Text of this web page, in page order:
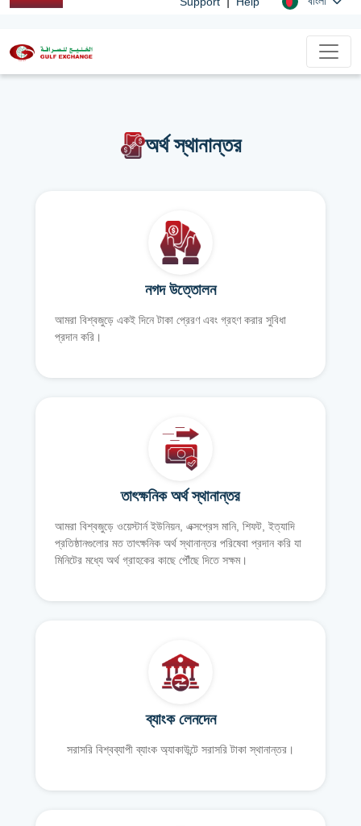
অর্থ স্থানান্তর
নগদ উত্তোলন
আমরা বিশ্বজুড়ে একই দিনে টাকা প্রেরণ এবং গ্রহণ করার সুবিধা
প্রদান করি।
তাৎক্ষনিক অর্থ স্থানান্তর
আমরা বিশ্বজুড়ে ওয়েস্টার্ন ইউনিয়ন, এক্সপ্রেস মানি, শিফট, ইত্যাদি
প্রতিষ্ঠানগুলোর মত তাৎক্ষনিক অর্থ স্থানান্তর পরিষেবা প্রদান করি যা
মিনিটের মধ্যে অর্থ গ্রাহকের কাছে পৌঁছে দিতে সক্ষম।
ব্যাংক লেনদেন
সরাসরি বিশ্বব্যাপী ব্যাংক অ্যাকাউন্টে সরাসরি টাকা স্থানান্তর।